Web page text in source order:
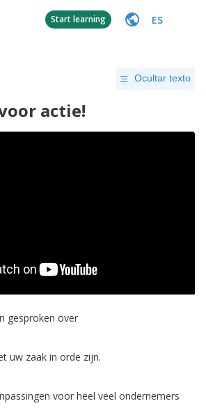
Start learning ES
Ocultar texto
actie!
gesproken over
uw zaak in orde zijn.
voor heel veel ondernemers